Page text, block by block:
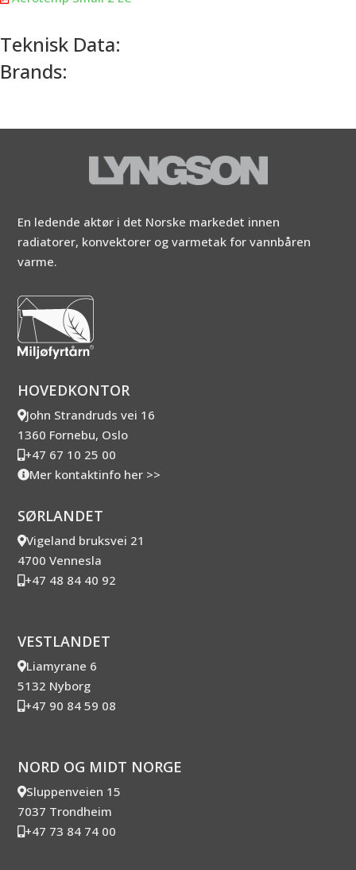
Teknisk Data:
Brands:
En ledende aktør i det Norske markedet innen
radiatorer, konvektorer og varmetak for vannbåren
varme.
HOVEDKONTOR
John Strandruds vei 16
1360 Fornebu, Oslo
+47 67 10 25 00
Mer kontaktinfo her >>
SØRLANDET
Vigeland bruksvei 21
4700 Vennesla
+47 48 84 40 92
VESTLANDET
Liamyrane 6
5132 Nyborg
+47 90 84 59 08
NORD OG MIDT NORGE
Sluppenveien 15
7037 Trondheim
+47 73 84 74 00